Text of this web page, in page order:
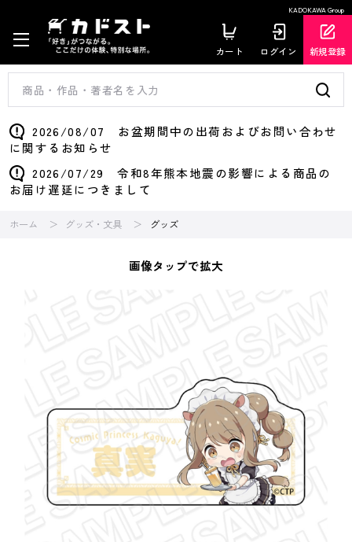
KADOKAWA Group
カート ログイン 新規登録
2026/08/07 お盆期間中の出荷およびお問い合わせ
に関するお知らせ
2026/07/29 令和8年熊本地震の影響による商品の
お届け遅延につきまして
ホーム グッズ・文具 グッズ
画像タップで拡大